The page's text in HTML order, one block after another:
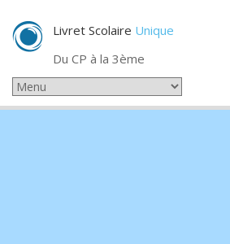
Livret Scolaire Unique
Du CP à la 3ème